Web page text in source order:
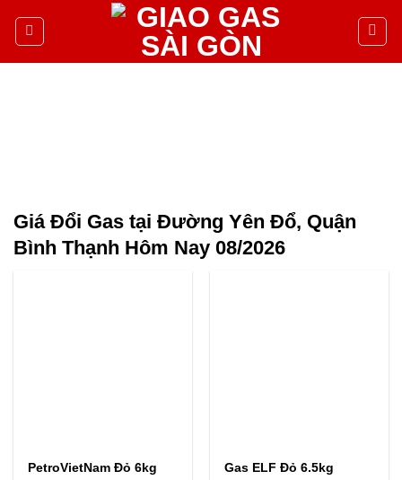
Giá Đổi Gas tại Đường Yên Ðổ, Quận
Bình Thạnh Hôm Nay 08/2026
PetroVietNam Đỏ 6kg
Gas ELF Đỏ 6.5kg